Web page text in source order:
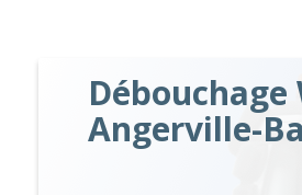
Débouchage
Angerville-